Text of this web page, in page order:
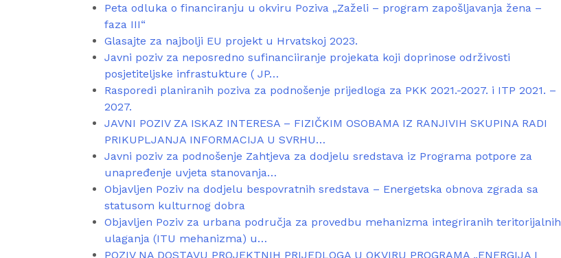
Peta odluka o financiranju u okviru Poziva „Zaželi – program zapošljavanja žena –
faza III“
Glasajte za najbolji EU projekt u Hrvatskoj 2023.
Javni poziv za neposredno sufinanciiranje projekata koji doprinose održivosti
posjetiteljske infrastukture ( JP…
Rasporedi planiranih poziva za podnošenje prijedloga za PKK 2021.-2027. i ITP 2021. –
2027.
JAVNI POZIV ZA ISKAZ INTERESA – FIZIČKIM OSOBAMA IZ RANJIVIH SKUPINA RADI
PRIKUPLJANJA INFORMACIJA U SVRHU…
Javni poziv za podnošenje Zahtjeva za dodjelu sredstava iz Programa potpore za
unapređenje uvjeta stanovanja…
Objavljen Poziv na dodjelu bespovratnih sredstava – Energetska obnova zgrada sa
statusom kulturnog dobra
Objavljen Poziv za urbana područja za provedbu mehanizma integriranih teritorijalnih
ulaganja (ITU mehanizma) u…
POZIV NA DOSTAVU PROJEKTNIH PRIJEDLOGA U OKVIRU PROGRAMA „ENERGIJA I